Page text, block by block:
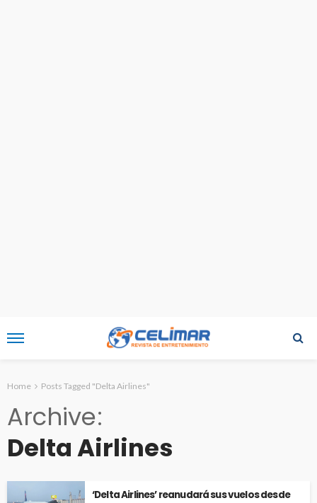
Home Posts Tagged "Delta Airlines"
Archive
Delta Airlines
‘Delta Airlines’ reanudará sus vuelos desde